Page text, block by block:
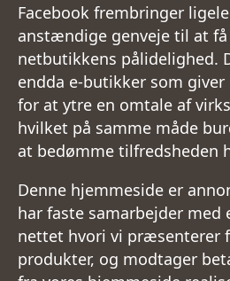
Facebook frembringer
anstændige genveje til at
netbutikkens pålidelighed.
endda e-butikker som
for at ytre en omtale af
hvilket på samme måde
at bedømme tilfredsheden
Denne hjemmeside er
har faste samarbejder med
nettet hvori vi præsenterer
produkter, og modtager